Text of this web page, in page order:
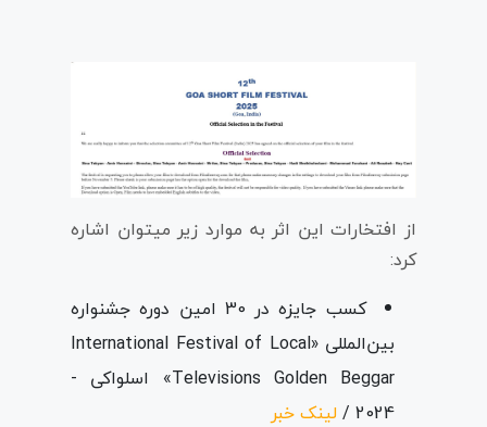
از افتخارات این اثر به موارد زیر میتوان اشاره
کرد:
کسب جایزه در 30 امین دوره جشنواره
بین‌المللی «International Festival of Local
Televisions Golden Beggar» اسلواکی -
2024 /
لینک خبر